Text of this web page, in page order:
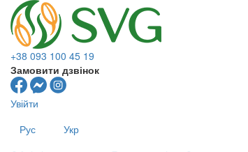
+38 093 100 45 19
Замовити дзвінок
Увійти
Рус
Укр